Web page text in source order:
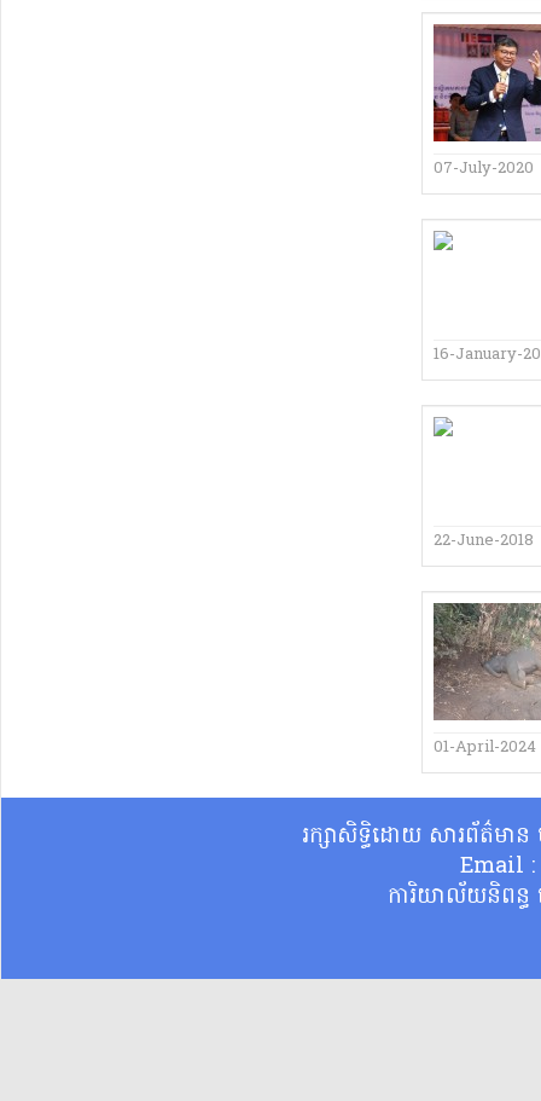
07-July-2020
16-January-
22-June-2018
01-April-2024
រក្សាសិទ្ធិដោយ សារព័ត៌មា
Email
ការិយាល័យនិពន្ធ